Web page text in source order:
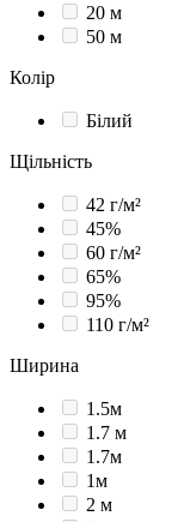
20 м
50 м
Колір
Білий
Щільність
42 г/м²
45%
60 г/м²
65%
95%
110 г/м²
Ширина
1.5м
1.7 м
1.7м
1м
2 м